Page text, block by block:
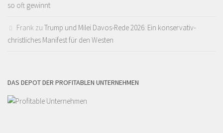
so oft gewinnt
Frank zu Trump und Milei Davos-Rede 2026: Ein konservativ-
christliches Manifest für den Westen
DAS DEPOT DER PROFITABLEN UNTERNEHMEN